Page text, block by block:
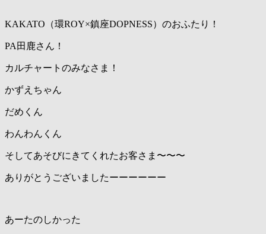
KAKATO（環ROY×鎮座DOPNESS）のおふたり！
PA田鹿さん！
カルチャートのみなさま！
かずえちゃん
だめくん
わんわんくん
そしてあそびにきてくれたお客さま〜〜〜
ありがとうございましたーーーーーー
あーたのしかった